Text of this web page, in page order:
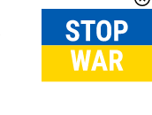
Вгору↑